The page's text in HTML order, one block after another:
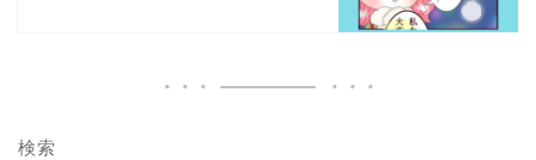
検索